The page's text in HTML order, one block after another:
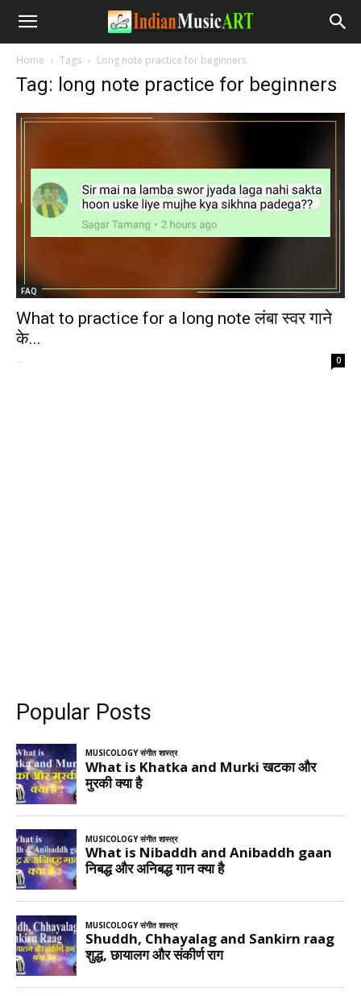
Home Tags Long note practice for beginners
Tag: long note practice for beginners
FAQ
What to practice for a long note लंबा स्वर गाने
के...
- 0
Popular Posts